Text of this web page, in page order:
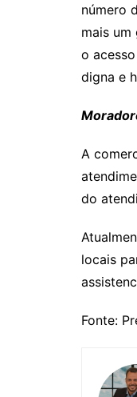
número
mais um
o
digna e
A
do
locais
Fonte: